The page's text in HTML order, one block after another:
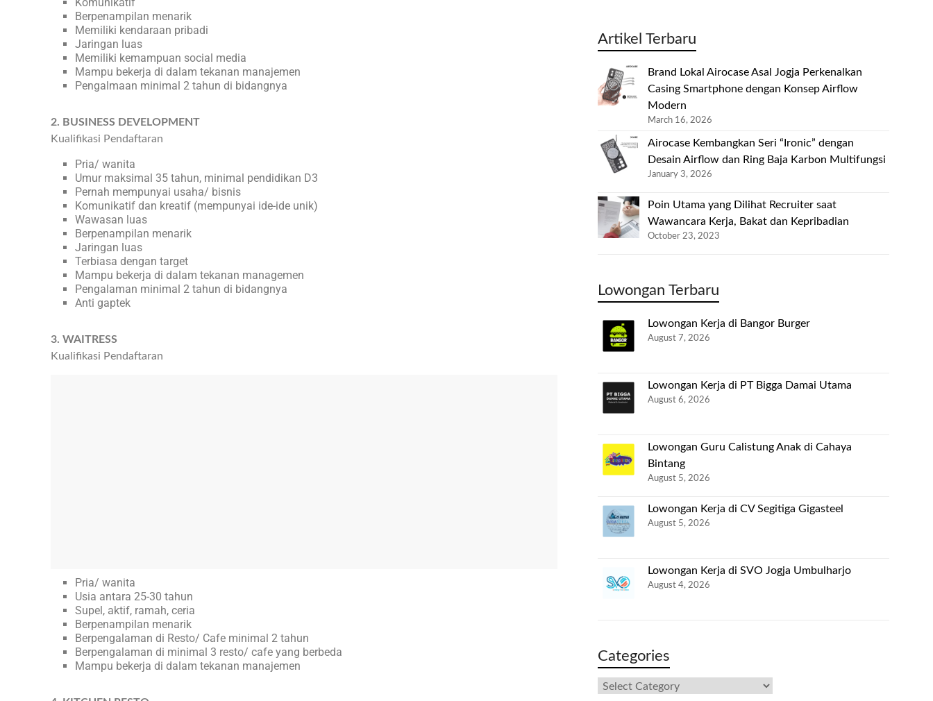
Berpenampilan menarik
Memiliki kendaraan pribadi
Jaringan luas
Memiliki kemampuan social media
Mampu bekerja di dalam tekanan manajemen
Pengalmaan minimal 2 tahun di bidangnya
2. BUSINESS DEVELOPMENT
Kualifikasi Pendaftaran
Pria/ wanita
Umur maksimal 35 tahun, minimal pendidikan D3
Pernah mempunyai usaha/ bisnis
Komunikatif dan kreatif (mempunyai ide-ide unik)
Wawasan luas
Berpenampilan menarik
Jaringan luas
Terbiasa dengan target
Mampu bekerja di dalam tekanan managemen
Pengalaman minimal 2 tahun di bidangnya
Anti gaptek
3. WAITRESS
Kualifikasi Pendaftaran
Pria/ wanita
Usia antara 25-30 tahun
Supel, aktif, ramah, ceria
Berpenampilan menarik
Berpengalaman di Resto/ Cafe minimal 2 tahun
Berpengalaman di minimal 3 resto/ cafe yang berbeda
Mampu bekerja di dalam tekanan manajemen
Artikel Terbaru
Brand Lokal Airocase Asal Jogja Perkenalkan
Casing Smartphone dengan Konsep Airflow
Modern
March 16, 2026
Airocase Kembangkan Seri “Ironic” dengan
Desain Airflow dan Ring Baja Karbon Multifungsi
January 3, 2026
Poin Utama yang Dilihat Recruiter saat
Wawancara Kerja, Bakat dan Kepribadian
October 23, 2023
Lowongan Terbaru
Lowongan Kerja di Bangor Burger
August 7, 2026
Lowongan Kerja di PT Bigga Damai Utama
August 6, 2026
Lowongan Guru Calistung Anak di Cahaya
Bintang
August 5, 2026
Lowongan Kerja di CV Segitiga Gigasteel
August 5, 2026
Lowongan Kerja di SVO Jogja Umbulharjo
August 4, 2026
Categories